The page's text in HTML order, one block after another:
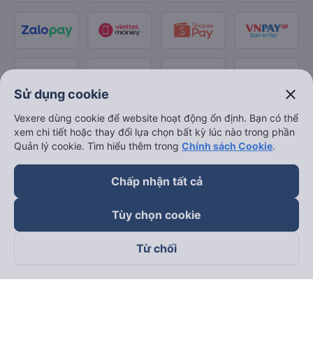
Theo dõi chúng tôi trên
Sử dụng cookie close
Vexere dùng cookie để website hoạt động ổn định. Bạn có thể
xem chi tiết hoặc thay đổi lựa chọn bất kỳ lúc nào trong phần
Quản lý cookie. Tìm hiểu thêm trong Chính sách Cookie.
Chấp nhận tất cả
Tùy chọn cookie
Từ chối